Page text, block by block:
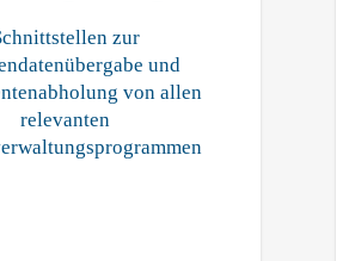
zur
und
von allen
relevanten